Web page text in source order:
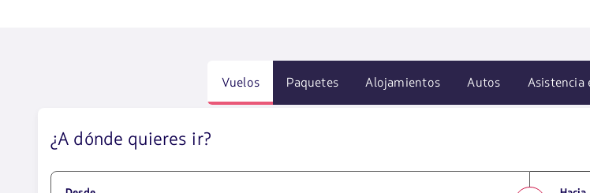
Vuelos Paquetes Alojamientos Autos Asistencia
¿A dónde quieres ir?